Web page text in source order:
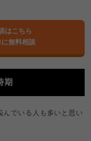
はこちら
無料相談
期
でいる人も多いと思い